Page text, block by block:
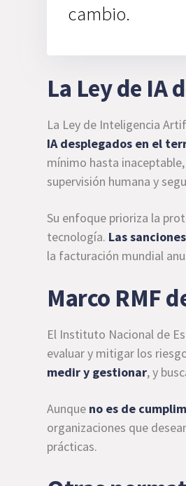
cambio.
La Ley de IA
La Ley de Inteligencia
IA desplegados en el
mínimo hasta
supervisión humana y
Su enfoque prioriza la
tecnología. Las
la facturación mundial
Marco RMF
El Instituto Nacional de
evaluar y mitigar los
medir y gestionar, y
Aunque no es de
organizaciones que
prácticas.